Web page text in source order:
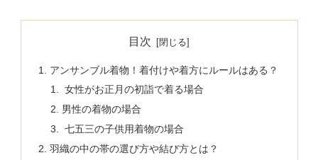
目次
アンサンブル着物！着付けや着方にルールはある？
女性がお正月の初詣で着る場合
男性の着物の場合
七五三の子供用着物の場合
羽織の中の帯の選び方や結び方とは？